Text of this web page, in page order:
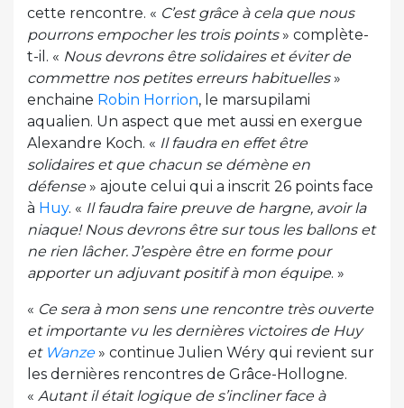
cette rencontre. « C’est grâce à cela que nous
pourrons empocher les trois points» complète-
t-il. « Nous devrons être solidaires et éviter de
commettre nos petites erreurs habituelles»
enchaine Robin Horrion, le marsupilami
aqualien. Un aspect que met aussi en exergue
Alexandre Koch. « Il faudra en effet être
solidaires et que chacun se démène en
défense» ajoute celui qui a inscrit 26 points face
à Huy. « Il faudra faire preuve de hargne, avoir la
niaque! Nous devrons être sur tous les ballons et
ne rien lâcher. J’espère être en forme pour
apporter un adjuvant positif à mon équipe. »
« Ce sera à mon sens une rencontre très ouverte
et importante vu les dernières victoires de Huy
et Wanze» continue Julien Wéry qui revient sur
les dernières rencontres de Grâce-Hollogne.
« Autant il était logique de s’incliner face à